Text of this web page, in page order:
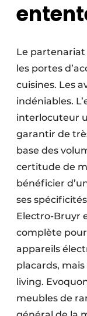
Le partenariat
les portes
cuisines. Les
indéniables.
interlocuteur
garantir de
base des
certitude de
bénéficier
ses
Electro-Bruyr
complète pour
appareils
placards,
living.
meubles de